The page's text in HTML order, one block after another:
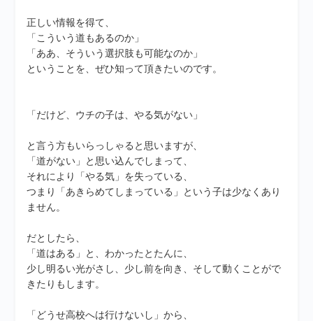
正しい情報を得て、
「こういう道もあるのか」
「ああ、そういう選択肢も可能なのか」
ということを、ぜひ知って頂きたいのです。
「だけど、ウチの子は、やる気がない」
と言う方もいらっしゃると思いますが、
「道がない」と思い込んでしまって、
それにより「やる気」を失っている、
つまり「あきらめてしまっている」という子は少なくあり
ません。
だとしたら、
「道はある」と、わかったとたんに、
少し明るい光がさし、少し前を向き、そして動くことがで
きたりもします。
「どうせ高校へは行けないし」から、